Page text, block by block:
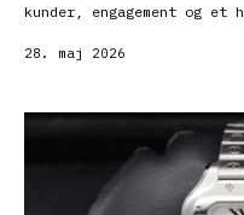
kunder, engagement og
28. maj 2026